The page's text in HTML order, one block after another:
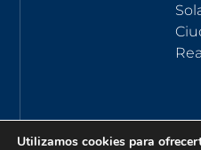
Utilizamos cookies para